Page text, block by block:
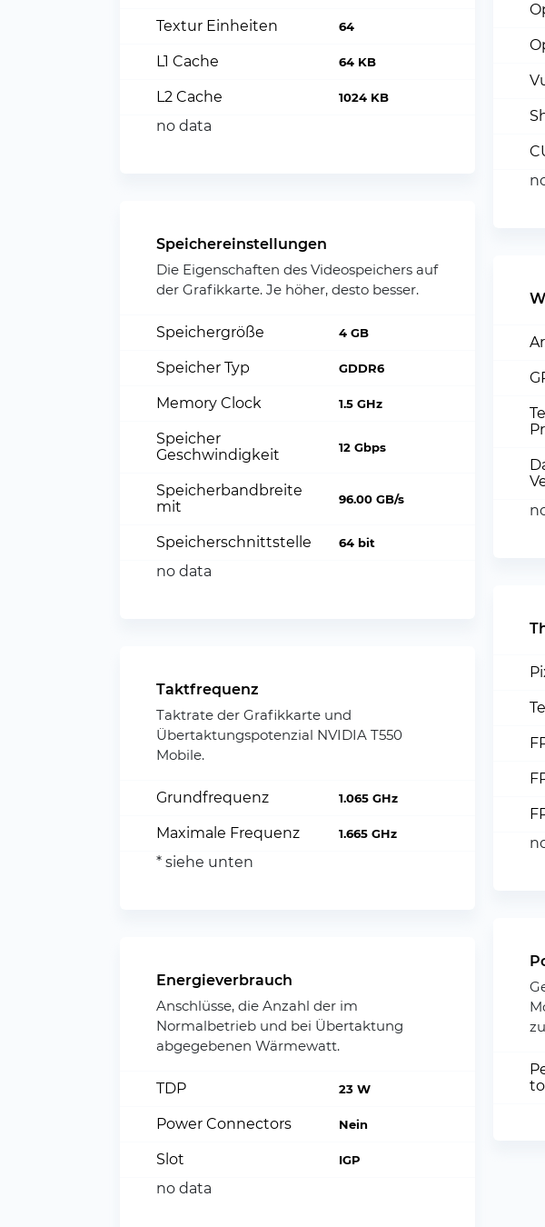
Textur Einheiten 64
L1 Cache 64 KB
L2 Cache 1024 KB
no data
Speichereinstellungen
Die Eigenschaften des Videospeichers auf
der Grafikkarte. Je höher, desto besser.
Speichergröße 4 GB
Speicher Typ GDDR6
Memory Clock 1.5 GHz
Speicher
Geschwindigkeit
12 Gbps
Speicherbandbreite
mit
96.00 GB/s
Speicherschnittstelle 64 bit
no data
Taktfrequenz
Taktrate der Grafikkarte und
Übertaktungspotenzial NVIDIA T550
Mobile.
Grundfrequenz 1.065 GHz
Maximale Frequenz 1.665 GHz
* siehe unten
Energieverbrauch
Anschlüsse, die Anzahl der im
Normalbetrieb und bei Übertaktung
abgegebenen Wärmewatt.
TDP 23 W
Power Connectors Nein
Slot IGP
no data